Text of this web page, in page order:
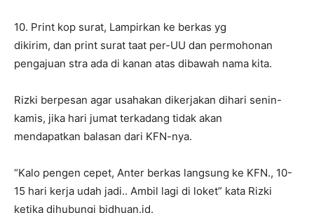
10. Print kop surat, Lampirkan ke berkas yg
dikirim, dan print surat taat per-UU dan permohonan
pengajuan stra ada di kanan atas dibawah nama kita.
Rizki berpesan agar usahakan dikerjakan dihari senin-
kamis, jika hari jumat terkadang tidak akan
mendapatkan balasan dari KFN-nya.
“Kalo pengen cepet, Anter berkas langsung ke KFN., 10-
15 hari kerja udah jadi.. Ambil lagi di loket” kata Rizki
ketika dihubungi bidhuan.id.